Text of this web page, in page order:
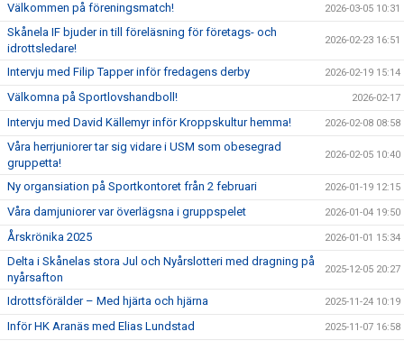
Välkommen på föreningsmatch! 2026-03-05 10:31
Skånela IF bjuder in till föreläsning för företags- och
idrottsledare!
2026-02-23 16:51
Intervju med Filip Tapper inför fredagens derby 2026-02-19 15:14
Välkomna på Sportlovshandboll! 2026-02-17
Intervju med David Källemyr inför Kroppskultur hemma! 2026-02-08 08:58
Våra herrjuniorer tar sig vidare i USM som obesegrad
gruppetta!
2026-02-05 10:40
Ny organsiation på Sportkontoret från 2 februari 2026-01-19 12:15
Våra damjuniorer var överlägsna i gruppspelet 2026-01-04 19:50
Årskrönika 2025 2026-01-01 15:34
Delta i Skånelas stora Jul och Nyårslotteri med dragning på
nyårsafton
2025-12-05 20:27
Idrottsförälder – Med hjärta och hjärna 2025-11-24 10:19
Inför HK Aranäs med Elias Lundstad 2025-11-07 16:58